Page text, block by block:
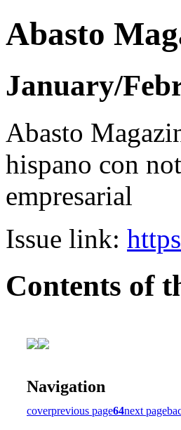
Abasto
January/
Abasto
hispano con
empresarial
Issue link:
Contents of
Navigation
coverprevious page64next page